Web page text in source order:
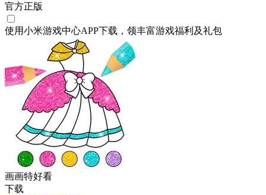
官方正版
使用小米游戏中心APP下载 ，领丰富游戏福利 及礼包
画画特好看
下载